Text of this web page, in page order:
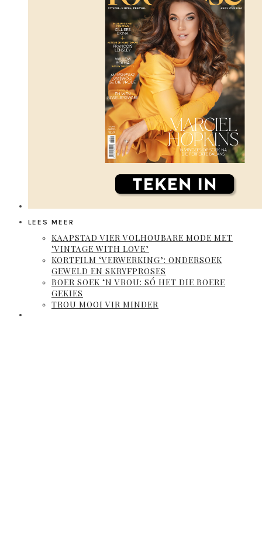
LEES MEER
KAAPSTAD VIER VOLHOUBARE MODE MET
‘VINTAGE WITH LOVE’
KORTFILM ‘VERWERKING’: ONDERSOEK
GEWELD EN SKRYFPROSES
BOER SOEK ‘N VROU: SÓ HET DIE BOERE
GEKIES
TROU MOOI VIR MINDER